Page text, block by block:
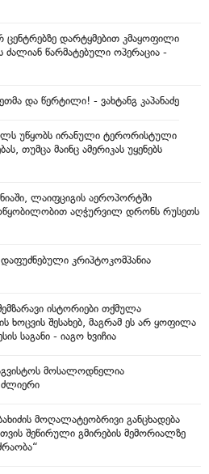
დარტყმებით კმაყოფილი
ძალიან წარმატებული ოპერაცია -
და წერტილი! - ვახტანგ კაპანაძე
უწყობს ირანული ტერორისტული
თუმცა მაინც ამერიკას უყენებს
ლაიფციგის აეროპორტში
აღჭურვილ დრონს რუსეთს
კრიპტოკომპანია
ისტორიები თქმულა
ხოცვის შესახებ, მაგრამ ეს არ ყოფილა
საგანი - იაგო ხვიჩია
მოსალოდნელია
ძლიერი
მოღალატეობრივი განცხადება
შეწირული გმირების მემორიალზე